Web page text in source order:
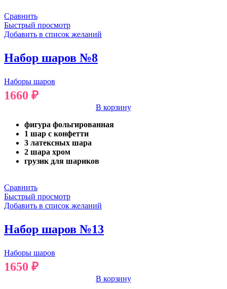
Сравнить
Быстрый просмотр
Добавить в список желаний
Набор шаров №8
Наборы шаров
1660 ₽
В корзину
фигура фольгированная
1 шар с конфетти
3 латексных шара
2 шара хром
грузик для шариков
Сравнить
Быстрый просмотр
Добавить в список желаний
Набор шаров №13
Наборы шаров
1650 ₽
В корзину